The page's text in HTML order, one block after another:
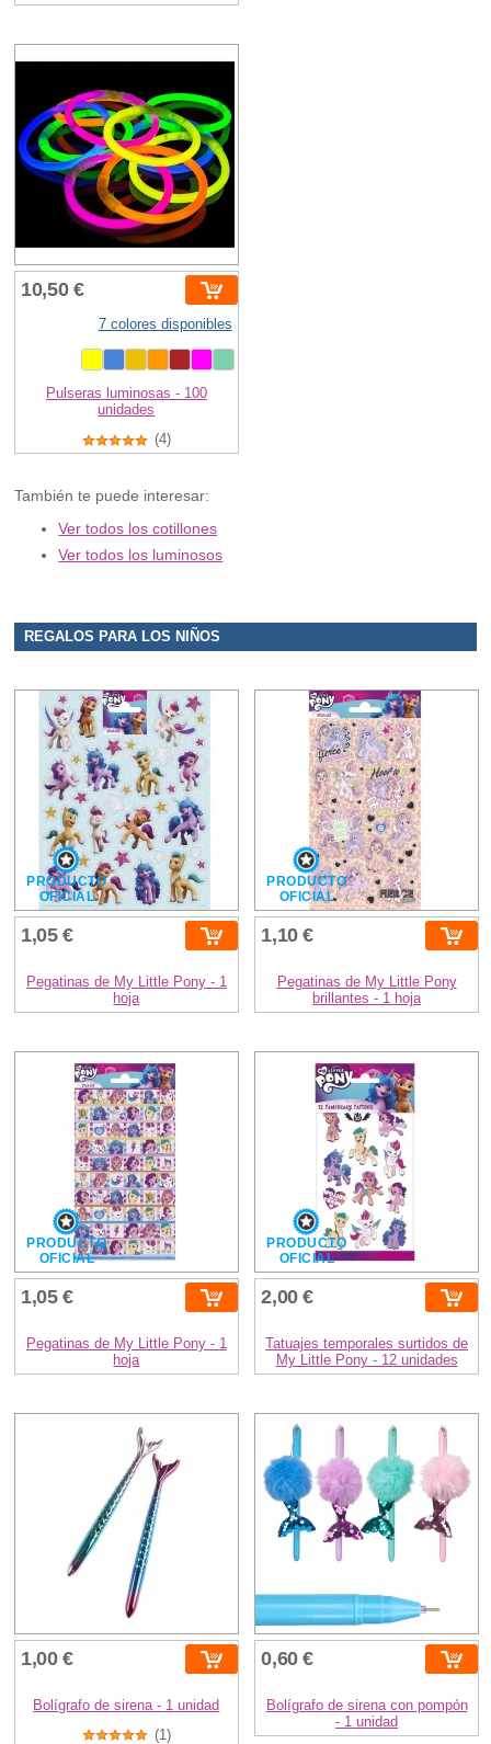
10,50 €
7 colores disponibles
Pulseras luminosas - 100
unidades
(4)
También te puede interesar:
Ver todos los cotillones
Ver todos los luminosos
REGALOS PARA LOS NIÑOS
PRODUCTO
OFICIAL
1,05 €
Pegatinas de My Little Pony - 1
hoja
PRODUCTO
OFICIAL
1,10 €
Pegatinas de My Little Pony
brillantes - 1 hoja
PRODUCTO
OFICIAL
1,05 €
Pegatinas de My Little Pony - 1
hoja
PRODUCTO
OFICIAL
2,00 €
Tatuajes temporales surtidos de
My Little Pony - 12 unidades
1,00 €
Bolígrafo de sirena - 1 unidad
(1)
0,60 €
Bolígrafo de sirena con pompón
- 1 unidad